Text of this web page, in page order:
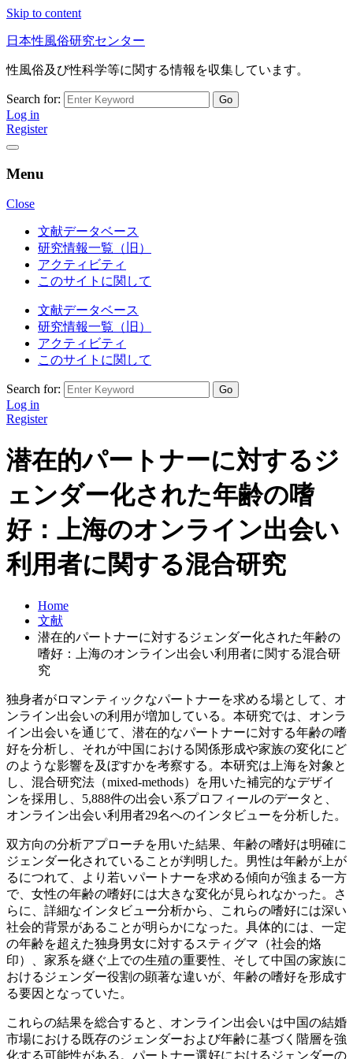
Skip to content
日本性風俗研究センター
性風俗及び性科学等に関する情報を収集しています。
Search for:
Log in
Register
Menu
Close
文献データベース
研究情報一覧（旧）
アクティビティ
このサイトに関して
文献データベース
研究情報一覧（旧）
アクティビティ
このサイトに関して
Search for:
Log in
Register
潜在的パートナーに対するジ
ェンダー化された年齢の嗜
好：上海のオンライン出会い
利用者に関する混合研究
Home
文献
潜在的パートナーに対するジェンダー化された年齢の
嗜好：上海のオンライン出会い利用者に関する混合研
究
独身者がロマンティックなパートナーを求める場として、オ
ンライン出会いの利用が増加している。本研究では、オンラ
イン出会いを通じて、潜在的なパートナーに対する年齢の嗜
好を分析し、それが中国における関係形成や家族の変化にど
のような影響を及ぼすかを考察する。本研究は上海を対象と
し、混合研究法（mixed-methods）を用いた補完的なデザイ
ンを採用し、5,888件の出会い系プロフィールのデータと、
オンライン出会い利用者29名へのインタビューを分析した。
双方向の分析アプローチを用いた結果、年齢の嗜好は明確に
ジェンダー化されていることが判明した。男性は年齢が上が
るにつれて、より若いパートナーを求める傾向が強まる一方
で、女性の年齢の嗜好には大きな変化が見られなかった。さ
らに、詳細なインタビュー分析から、これらの嗜好には深い
社会的背景があることが明らかになった。具体的には、一定
の年齢を超えた独身男女に対するスティグマ（社会的烙
印）、家系を継ぐ上での生殖の重要性、そして中国の家族に
おけるジェンダー役割の顕著な違いが、年齢の嗜好を形成す
る要因となっていた。
これらの結果を総合すると、オンライン出会いは中国の結婚
市場における既存のジェンダーおよび年齢に基づく階層を強
化する可能性がある。パートナー選好におけるジェンダーの